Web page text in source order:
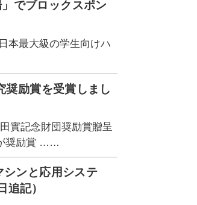
でブロックスポン
本最大級の学生向けハ
奨励賞を受賞しまし
實記念財団奨励賞贈呈
奨励賞 ……
シンと応用システ
記）